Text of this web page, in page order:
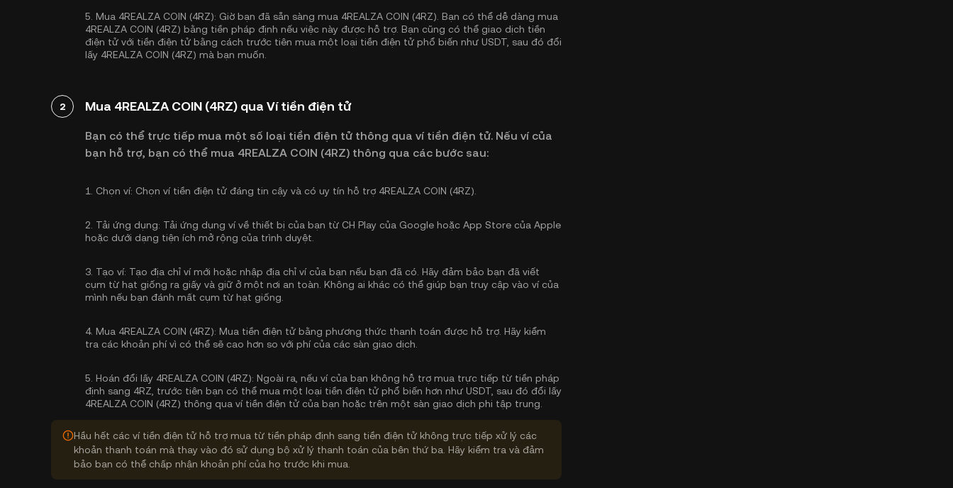
5. Mua 4REALZA COIN (4RZ): Giờ bạn đã sẵn sàng mua 4REALZA COIN (4RZ). Bạn có thể dễ dàng mua
4REALZA COIN (4RZ) bằng tiền pháp định nếu việc này được hỗ trợ. Bạn cũng có thể giao dịch tiền
điện tử với tiền điện tử bằng cách trước tiên mua một loại tiền điện tử phổ biến như USDT , sau đó đổi
lấy 4REALZA COIN (4RZ) mà bạn muốn.
2 Mua 4REALZA COIN (4RZ) qua Ví tiền điện tử
Bạn có thể trực tiếp mua một số loại tiền điện tử thông qua ví tiền điện tử. Nếu ví của
bạn hỗ trợ, bạn có thể mua 4REALZA COIN (4RZ) thông qua các bước sau:
1. Chọn ví: Chọn ví tiền điện tử đáng tin cậy và có uy tín hỗ trợ 4REALZA COIN (4RZ).
2. Tải ứng dụng: Tải ứng dụng ví về thiết bị của bạn từ CH Play của Google hoặc App Store của Apple
hoặc dưới dạng tiện ích mở rộng của trình duyệt.
3. Tạo ví: Tạo địa chỉ ví mới hoặc nhập địa chỉ ví của bạn nếu bạn đã có. Hãy đảm bảo bạn đã viết
cụm từ hạt giống ra giấy và giữ ở một nơi an toàn. Không ai khác có thể giúp bạn truy cập vào ví của
mình nếu bạn đánh mất cụm từ hạt giống.
4. Mua 4REALZA COIN (4RZ): Mua tiền điện tử bằng phương thức thanh toán được hỗ trợ. Hãy kiểm
tra các khoản phí vì có thể sẽ cao hơn so với phí của các sàn giao dịch.
5. Hoán đổi lấy 4REALZA COIN (4RZ): Ngoài ra, nếu ví của bạn không hỗ trợ mua trực tiếp từ tiền pháp
định sang 4RZ, trước tiên bạn có thể mua một loại tiền điện tử phổ biến hơn như USDT, sau đó đổi lấy
4REALZA COIN (4RZ) thông qua ví tiền điện tử của bạn hoặc trên một sàn giao dịch phi tập trung.
Hầu hết các ví tiền điện tử hỗ trợ mua từ tiền pháp định sang tiền điện tử không trực tiếp xử lý các
khoản thanh toán mà thay vào đó sử dụng bộ xử lý thanh toán của bên thứ ba. Hãy kiểm tra và đảm
bảo bạn có thể chấp nhận khoản phí của họ trước khi mua.